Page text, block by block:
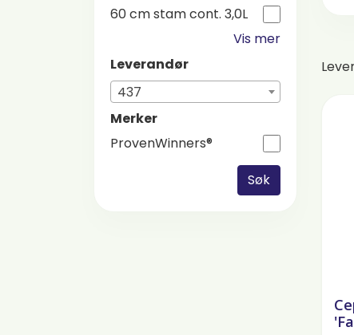
60 cm stam cont. 3,0L
Vis mer
Leverandør
437
Merker
ProvenWinners®
Søk